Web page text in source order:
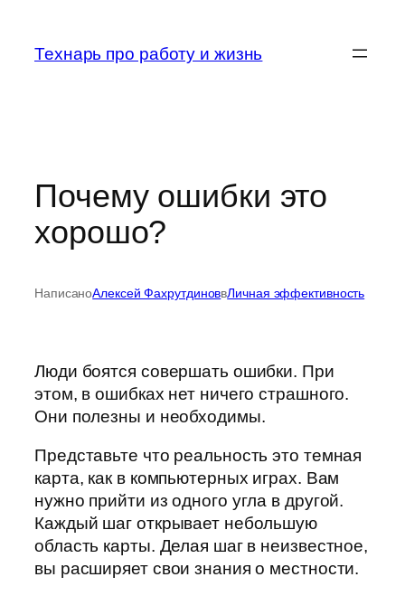
содержимому
Технарь про работу и жизнь
Почему ошибки это
хорошо?
НаписаноАлексей ФахрутдиноввЛичная эффективность
Люди боятся совершать ошибки. При
этом, в ошибках нет ничего страшного.
Они полезны и необходимы.
Представьте что реальность это темная
карта, как в компьютерных играх. Вам
нужно прийти из одного угла в другой.
Каждый шаг открывает небольшую
область карты. Делая шаг в неизвестное,
вы расширяет свои знания о местности.